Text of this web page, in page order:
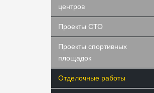
центров
Проекты СТО
Проекты спортивных
площадок
Отделочные работы